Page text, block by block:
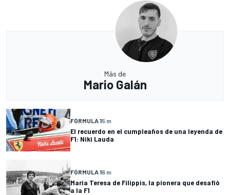
Más de
Mario Galán
FÓRMULA 15 m
El recuerdo en el cumpleaños de una leyenda de
F1: Niki Lauda
FÓRMULA 16 m
Maria Teresa de Filippis, la pionera que desafió
a la F1